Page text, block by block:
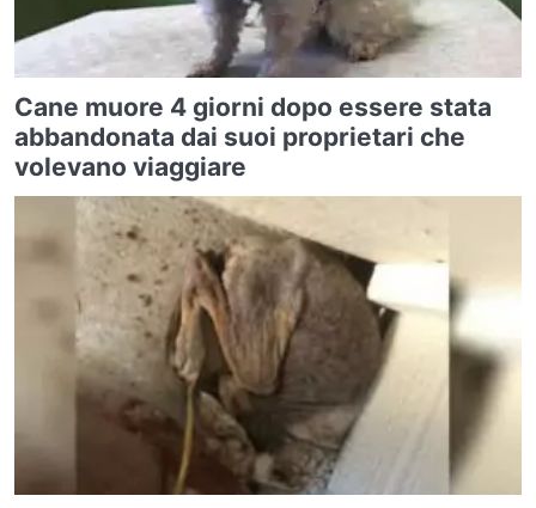
Cane muore 4 giorni dopo essere stata
abbandonata dai suoi proprietari che
volevano viaggiare